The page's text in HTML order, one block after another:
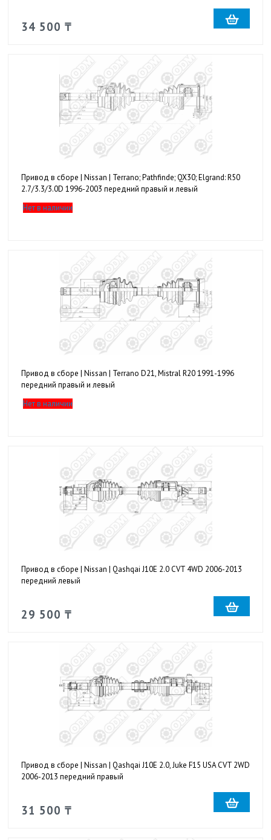
34 500 ₸
Привод в сборе | Nissan | Terrano; Pathfinde; QX30; Elgrand: R50
2.7/3.3/3.0D 1996-2003 передний правый и левый
Нет в наличии
Привод в сборе | Nissan | Terrano D21, Mistral R20 1991-1996
передний правый и левый
Нет в наличии
Привод в сборе | Nissan | Qashqai J10E 2.0 CVT 4WD 2006-2013
передний левый
29 500 ₸
Привод в сборе | Nissan | Qashqai J10E 2.0, Juke F15 USA CVT 2WD
2006-2013 передний правый
31 500 ₸